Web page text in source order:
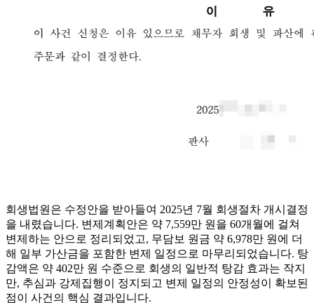
회생법원은 수정안을 받아들여 2025년 7월 회생절차 개시결정
을 내렸습니다. 변제계획안은 약 7,559만 원을 60개월에 걸쳐
변제하는 안으로 정리되었고, 무담보 원금 약 6,978만 원에 더
해 일부 가산금을 포함한 변제 일정으로 마무리되었습니다. 탕
감액은 약 402만 원 수준으로 회생의 일반적 탕감 효과는 작지
만, 추심과 강제집행이 정지되고 변제 일정의 안정성이 확보된
점이 사건의 핵심 결과입니다.